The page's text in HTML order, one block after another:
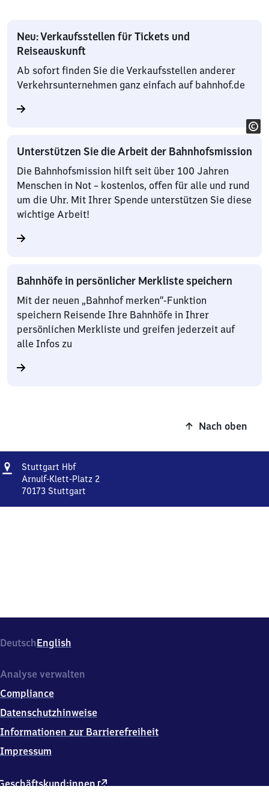
Neu: Verkaufsstellen für Tickets und
Reiseauskunft
Ab sofort finden Sie die Verkaufsstellen anderer
Verkehrsunternehmen ganz einfach auf bahnhof.de
Unterstützen Sie die Arbeit der Bahnhofsmission
Die Bahnhofsmission hilft seit über 100 Jahren
Menschen in Not – kostenlos, offen für alle und rund
um die Uhr. Mit Ihrer Spende unterstützen Sie diese
wichtige Arbeit!
Bahnhöfe in persönlicher Merkliste speichern
Mit der neuen „Bahnhof merken“-Funktion
speichern Reisende Ihre Bahnhöfe in Ihrer
persönlichen Merkliste und greifen jederzeit auf
alle Infos zu
Nach oben
Adresse
Stuttgart HbfStuttgart
Hauptbahnhof
Arnulf-Klett-Platz 2
70173 Stuttgart
DeutschEnglish
externer
Analyse verwalten
Compliance
Datenschutzhinweise
Informationen zur Barrierefreiheit
Impressum